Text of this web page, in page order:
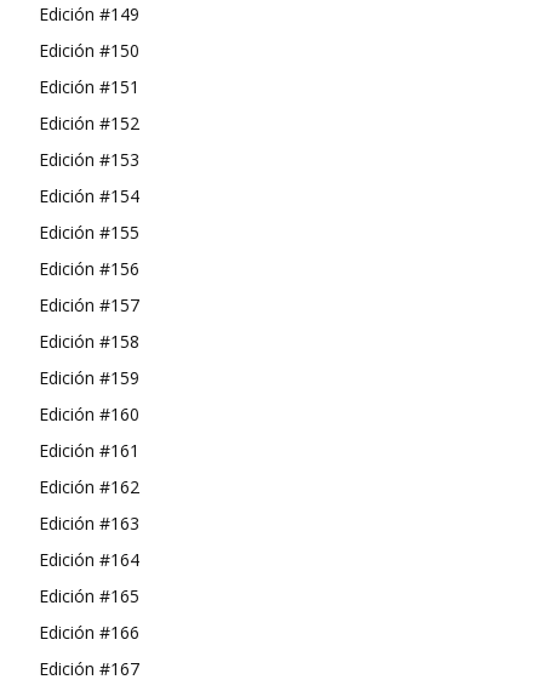
Edición #149
Edición #150
Edición #151
Edición #152
Edición #153
Edición #154
Edición #155
Edición #156
Edición #157
Edición #158
Edición #159
Edición #160
Edición #161
Edición #162
Edición #163
Edición #164
Edición #165
Edición #166
Edición #167